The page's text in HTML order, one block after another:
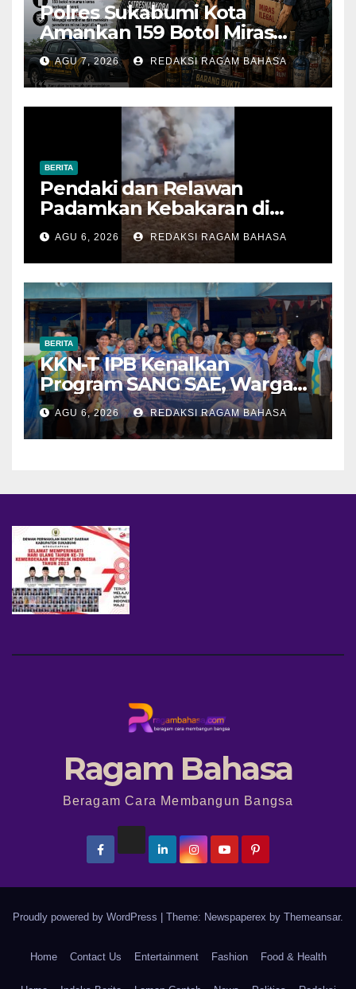
Polres Sukabumi Kota
Amankan 159 Botol Miras
Ilegal dari Tiga Lokasi dalam
Operasi Penyakit Masyarakat
AGU 7, 2026 REDAKSI RAGAM BAHASA
BERITA
Pendaki dan Relawan
Padamkan Kebakaran di
Alun-alun Suryakencana
Sebelum Meluas
AGU 6, 2026 REDAKSI RAGAM BAHASA
BERITA
KKN-T IPB Kenalkan
Program SANG SAE, Warga
Desa Sangrawayang Diajak
Ubah Sampah Jadi Bernilai
Ekonomi
AGU 6, 2026 REDAKSI RAGAM BAHASA
Ragam Bahasa
Beragam Cara Membangun Bangsa
Proudly powered by WordPress Theme: Newspaperex by Themeansar.
Home Contact Us Entertainment Fashion Food & Health